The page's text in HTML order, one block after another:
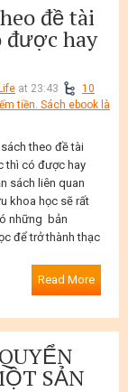
đề tài
được hay
at 23:43
10
tiền. Sách ebook là
theo đề tài
thì có được hay
sách liên quan
khoa học sẽ rất
những bản
để trở thành thạc
Read More
SẢN